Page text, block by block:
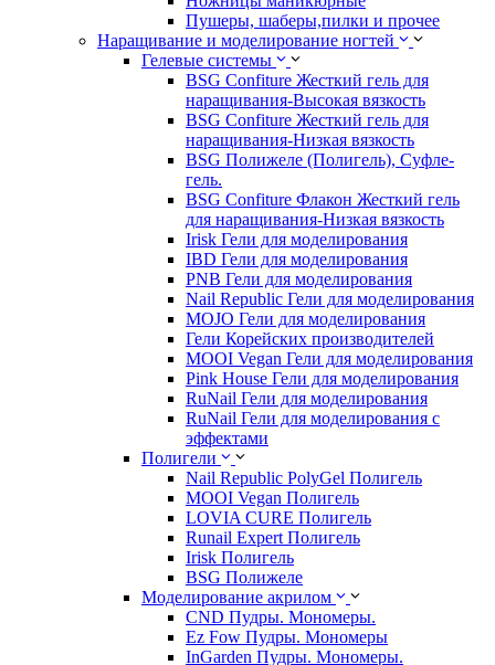
Пушеры, шаберы,пилки и прочее
Наращивание и моделирование ногтей
Гелевые системы
BSG Confiture Жесткий гель для
наращивания-Высокая вязкость
BSG Confiture Жесткий гель для
наращивания-Низкая вязкость
BSG Полижеле (Полигель), Суфле-
гель.
BSG Confiture Флакон Жесткий гель
для наращивания-Низкая вязкость
Irisk Гели для моделирования
IBD Гели для моделирования
PNB Гели для моделирования
Nail Republic Гели для моделирования
MOJO Гели для моделирования
Гели Корейских производителей
MOOI Vegan Гели для моделирования
Pink House Гели для моделирования
RuNail Гели для моделирования
RuNail Гели для моделирования с
эффектами
Полигели
Nail Republic PolyGel Полигель
MOOI Vegan Полигель
LOVIA CURE Полигель
Runail Expert Полигель
Irisk Полигель
BSG Полижеле
Моделирование акрилом
CND Пудры. Мономеры.
Ez Fow Пудры. Мономеры
InGarden Пудры. Мономеры.